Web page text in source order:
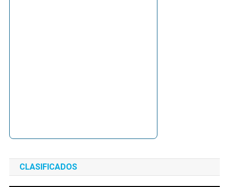
CLASIFICADOS